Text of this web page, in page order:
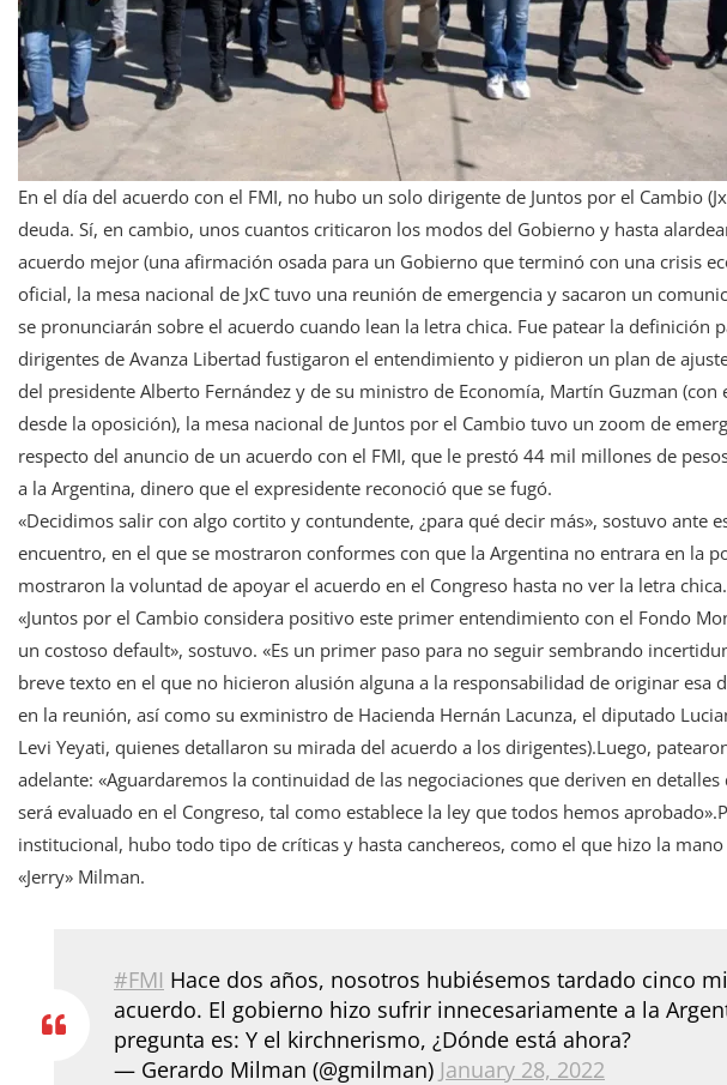
En el día del acuerdo con el FMI, no hubo un solo dirigente de Juntos por el Cambio
deuda. Sí, en cambio, unos cuantos criticaron los modos del Gobierno y hasta
acuerdo mejor (una afirmación osada para un Gobierno que terminó con una crisis
oficial, la mesa nacional de JxC tuvo una reunión de emergencia y sacaron un
se pronunciarán sobre el acuerdo cuando lean la letra chica. Fue patear la definición
dirigentes de Avanza Libertad fustigaron el entendimiento y pidieron un plan de
del presidente Alberto Fernández y de su ministro de Economía, Martín Guzman
desde la oposición), la mesa nacional de Juntos por el Cambio tuvo un zoom de
respecto del anuncio de un acuerdo con el FMI, que le prestó 44 mil millones de
a la Argentina, dinero que el expresidente reconoció que se fugó.
«Decidimos salir con algo cortito y contundente, ¿para qué decir más», sostuvo ante
encuentro, en el que se mostraron conformes con que la Argentina no entrara en la
mostraron la voluntad de apoyar el acuerdo en el Congreso hasta no ver la letra
«Juntos por el Cambio considera positivo este primer entendimiento con el Fondo
un costoso default», sostuvo. «Es un primer paso para no seguir sembrando
breve texto en el que no hicieron alusión alguna a la responsabilidad de originar esa
en la reunión, así como su exministro de Hacienda Hernán Lacunza, el diputado
Levi Yeyati, quienes detallaron su mirada del acuerdo a los dirigentes).Luego,
adelante: «Aguardaremos la continuidad de las negociaciones que deriven en
será evaluado en el Congreso, tal como establece la ley que todos hemos
institucional, hubo todo tipo de críticas y hasta canchereos, como el que hizo la
«Jerry» Milman.
#FMI Hace dos años, nosotros hubiésemos tardado cinco
acuerdo. El gobierno hizo sufrir innecesariamente a la
pregunta es: Y el kirchnerismo, ¿Dónde está ahora?
— Gerardo Milman (@gmilman) January 28, 2022